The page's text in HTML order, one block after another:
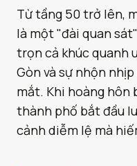
Từ tầng 50 trở lên,
là một "đài quan
trọn cả khúc quanh
Gòn và sự nhộn
mắt. Khi hoàng hôn
thành phố bắt đầu
cảnh diễm lệ mà